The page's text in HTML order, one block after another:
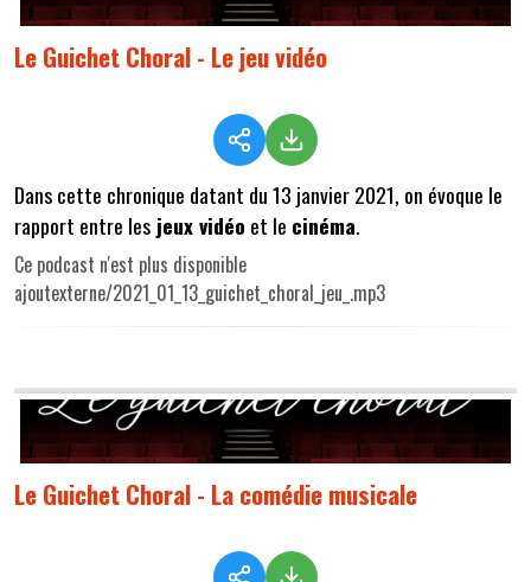
Le Guichet Choral - Le jeu vidéo
Dans cette chronique datant du 13 janvier 2021, on évoque le
rapport entre les jeux vidéo et le cinéma.
Ce podcast n'est plus disponible
ajoutexterne/2021_01_13_guichet_choral_jeu_.mp3
Le Guichet Choral - La comédie musicale